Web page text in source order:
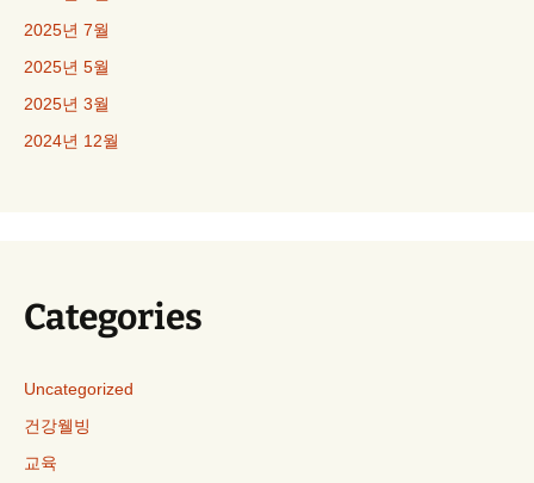
2025년 7월
2025년 5월
2025년 3월
2024년 12월
Categories
Uncategorized
건강웰빙
교육